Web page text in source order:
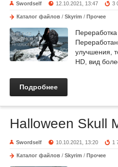
Swordself 12.10.2021, 13:47 3
Каталог файлов / Skyrim / Прочее
улучшения,
HD, вид
Подробнее
Halloween Skull
Swordself 10.10.2021, 13:20 1
Каталог файлов / Skyrim / Прочее